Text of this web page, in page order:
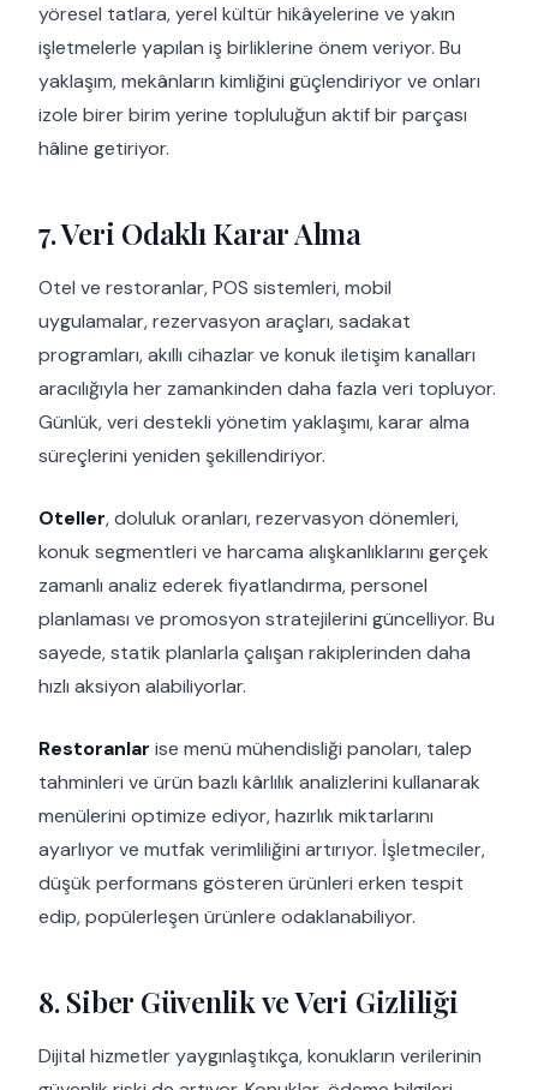
yöresel tatlara, yerel kültür hikâyelerine ve yakın
işletmelerle yapılan iş birliklerine önem veriyor. Bu
yaklaşım, mekânların kimliğini güçlendiriyor ve onları
izole birer birim yerine topluluğun aktif bir parçası
hâline getiriyor.
7. Veri Odaklı Karar Alma
Otel ve restoranlar, POS sistemleri, mobil
uygulamalar, rezervasyon araçları, sadakat
programları, akıllı cihazlar ve konuk iletişim kanalları
aracılığıyla her zamankinden daha fazla veri topluyor.
Günlük, veri destekli yönetim yaklaşımı, karar alma
süreçlerini yeniden şekillendiriyor.
Oteller, doluluk oranları, rezervasyon dönemleri,
konuk segmentleri ve harcama alışkanlıklarını gerçek
zamanlı analiz ederek fiyatlandırma, personel
planlaması ve promosyon stratejilerini güncelliyor. Bu
sayede, statik planlarla çalışan rakiplerinden daha
hızlı aksiyon alabiliyorlar.
Restoranlar ise menü mühendisliği panoları, talep
tahminleri ve ürün bazlı kârlılık analizlerini kullanarak
menülerini optimize ediyor, hazırlık miktarlarını
ayarlıyor ve mutfak verimliliğini artırıyor. İşletmeciler,
düşük performans gösteren ürünleri erken tespit
edip, popülerleşen ürünlere odaklanabiliyor.
8. Siber Güvenlik ve Veri Gizliliği
Dijital hizmetler yaygınlaştıkça, konukların verilerinin